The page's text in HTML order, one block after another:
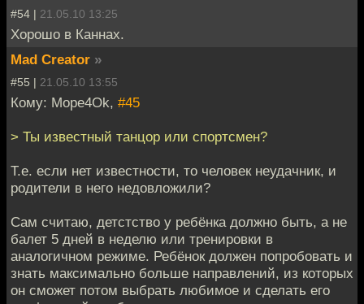
#54 | 21.05.10 13:25
Хорошо в Каннах.
Mad Creator »
#55 | 21.05.10 13:55
Кому: Mope4Ok, #45
> Ты известный танцор или спортсмен?
Т.е. если нет известности, то человек неудачник, и
родители в него недовложили?
Сам считаю, детстство у ребёнка должно быть, а не
балет 5 дней в неделю или тренировки в
аналогичном режиме. Ребёнок должен попробовать и
знать максимально больше направлений, из которых
он сможет потом выбрать любимое и сделать его